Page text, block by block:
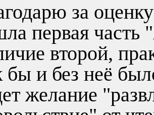
за
первая часть
второй,
бы и без неё
желание